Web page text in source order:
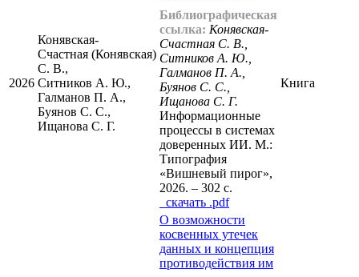
2026
Конявская-
Счастная (Конявская)
С. В.,
Ситников А. Ю.,
Галманов П. А.,
Буянов С. С.,
Ищанова С. Г.
Библиографическая
ссылка: Конявская-
Счастная С. В.,
Ситников А. Ю.,
Галманов П. А.,
Буянов С. С.,
Ищанова С. Г.
Информационные
процессы в системах
доверенных ИИ. М.:
Типография
«Вишневый пирог»,
2026. – 302 с.
cкачать .pdf
Книга
О возможности
косвенных утечек
данных и концепция
противодействия им